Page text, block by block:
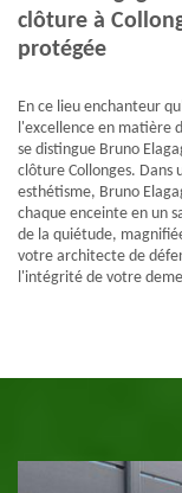
clôture à
protégée
En ce lieu enchanteur
l'excellence en matière
se distingue Bruno
clôture Collonges.
esthétisme, Bruno
chaque enceinte en un
de la quiétude,
votre architecte de
l'intégrité de votre